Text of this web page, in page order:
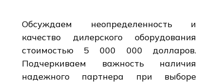
Обсуждаем неопределенность и
качество дилерского оборудования
стоимостью 5 000 000 долларов.
Подчеркиваем важность наличия
надежного партнера при выборе